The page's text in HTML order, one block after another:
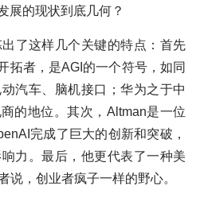
展的现状到底几何？
了这样几个关键的特点：首先
拓者，是AGI的一个符号，如同
汽车、脑机接口；华为之于中
的地位。其次，Altman是一位
完成了巨大的创新和突破，
力。最后，他更代表了一种美
说，创业者疯子一样的野心。